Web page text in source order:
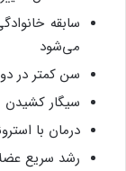
سابقه
می‌شود
سن کمتر در
سیگار کشیدن
درمان با
رشد سریع